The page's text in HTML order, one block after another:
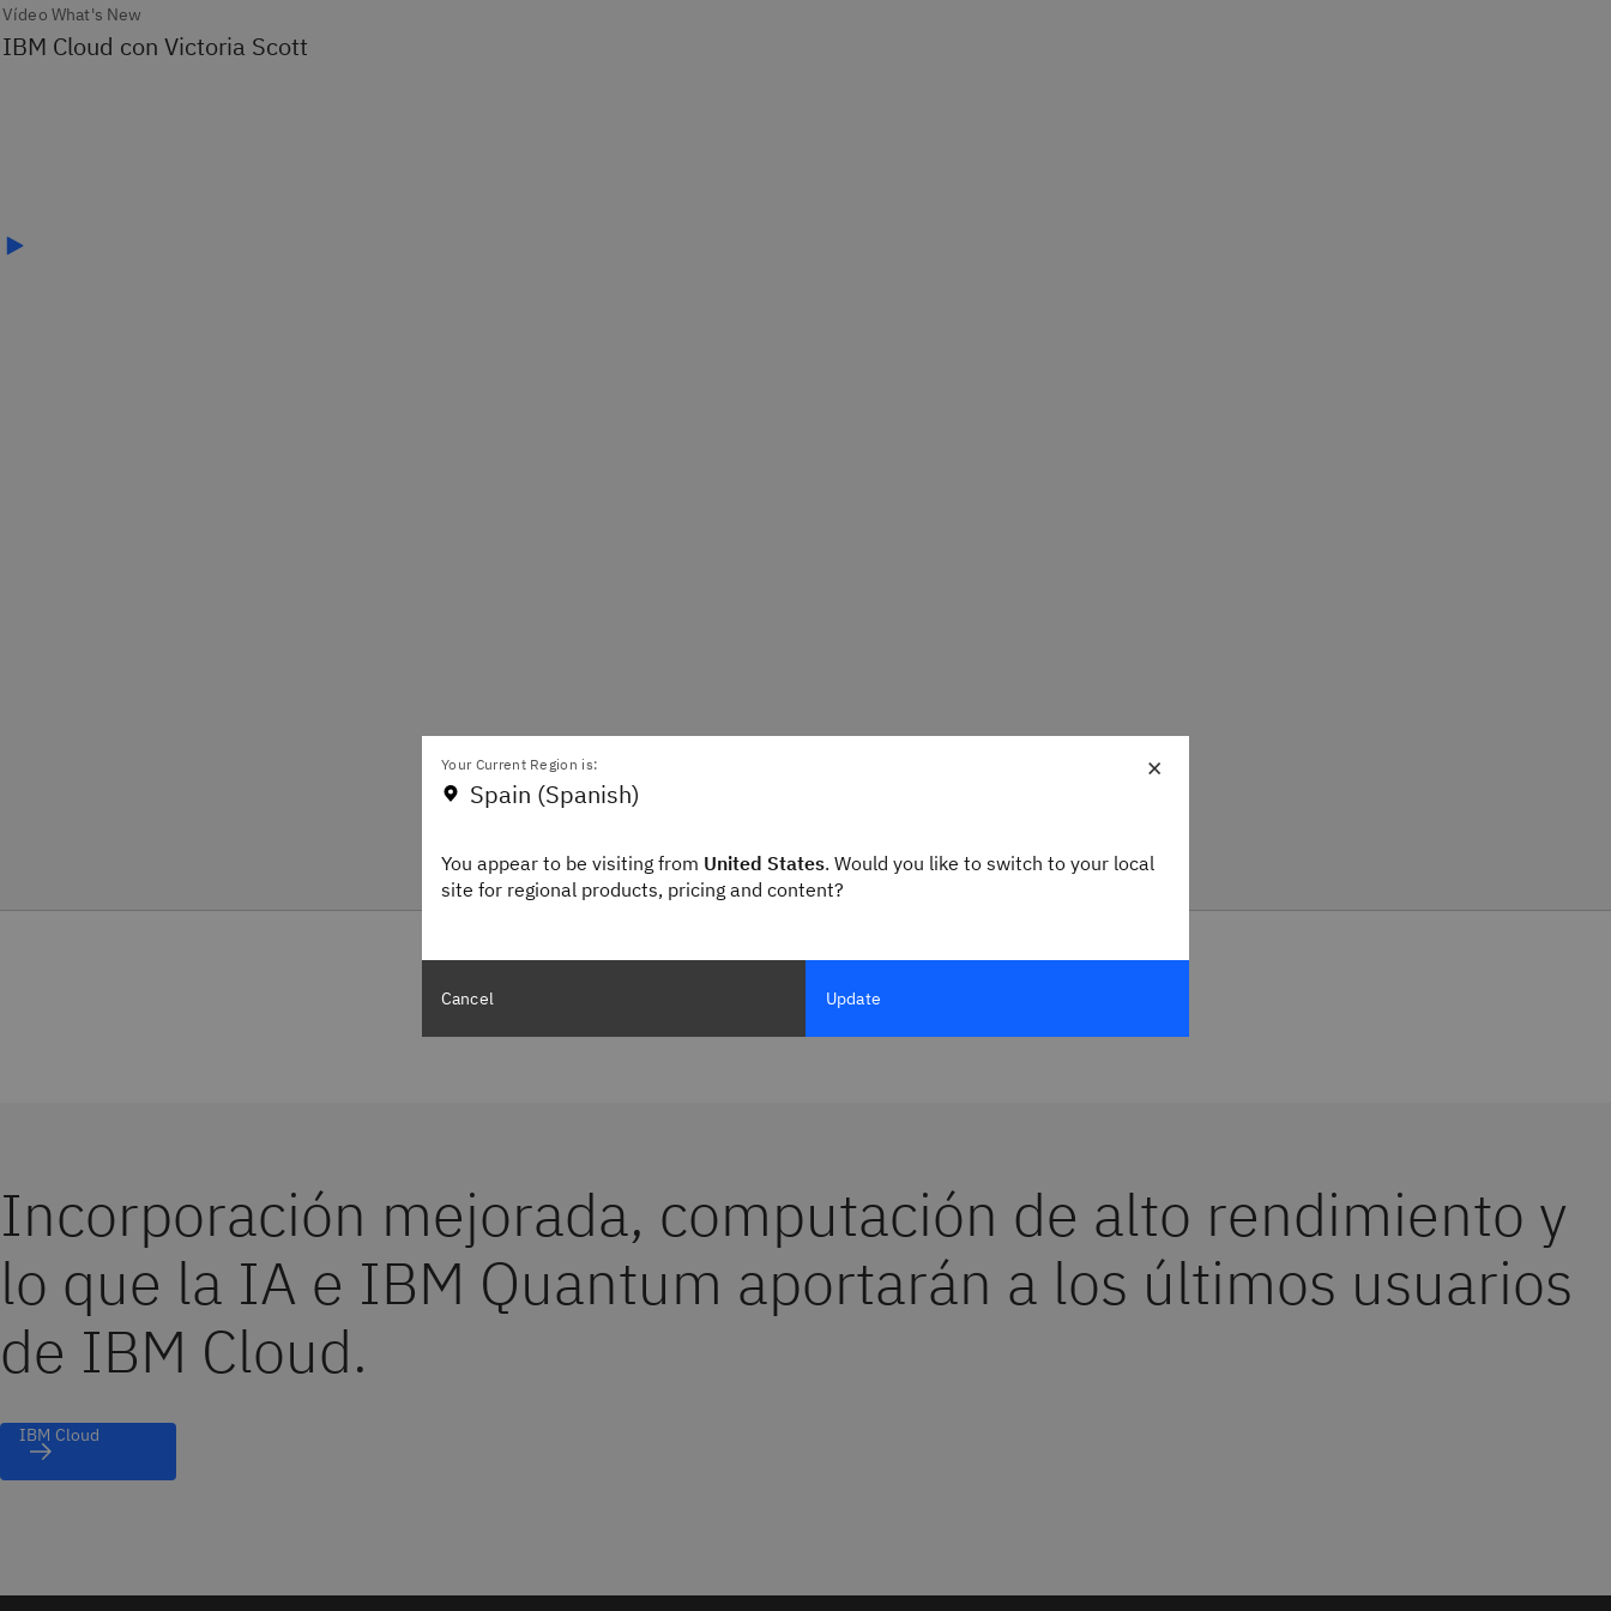
Vídeo What's New
Incorporación mejorada, computación de alto rendimiento y
lo que la IA e IBM Quantum aportarán a los últimos usuarios
de IBM Cloud.
IBM Cloud
×
Your Current Region is:
Spain (Spanish)
You appear to be visiting from United States. Would you like to switch to your local
site for regional products, pricing and content?
Cancel Update